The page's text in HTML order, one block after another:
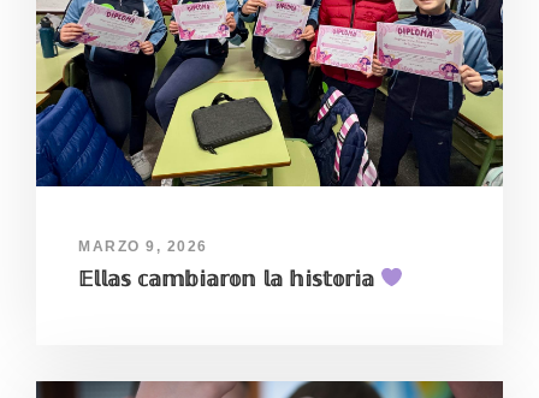
MARZO 9, 2026
𝔼𝕝𝕝𝕒𝕤 𝕔𝕒𝕞𝕓𝕚𝕒𝕣𝕠𝕟 𝕝𝕒 𝕙𝕚𝕤𝕥𝕠𝕣𝕚𝕒